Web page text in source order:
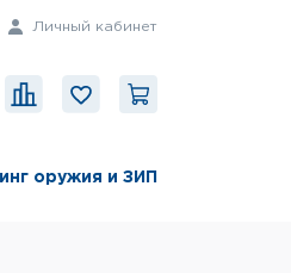
Личный кабинет
оружия и ЗИП